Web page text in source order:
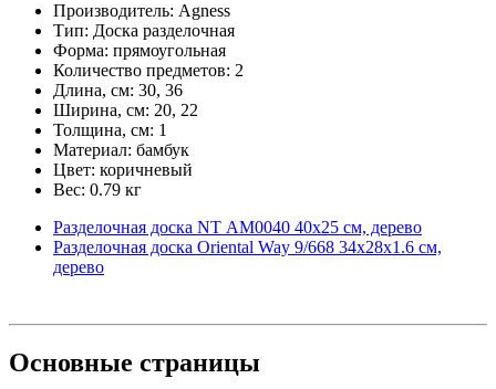
Производитель: Agness
Тип: Доска разделочная
Форма: прямоугольная
Количество предметов: 2
Длина, см: 30, 36
Ширина, см: 20, 22
Толщина, см: 1
Материал: бамбук
Цвет: коричневый
Вес: 0.79 кг
Разделочная доска NT АМ0040 40х25 см, дерево
Разделочная доска Oriental Way 9/668 34х28х1.6 см,
дерево
Основные страницы